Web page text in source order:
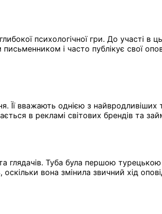
психологічної гри. До участі в
і часто публікує свої
Її вважають однією з найвродливіших
в рекламі світових брендів та
глядачів. Туба була першою
вона змінила звичний хід